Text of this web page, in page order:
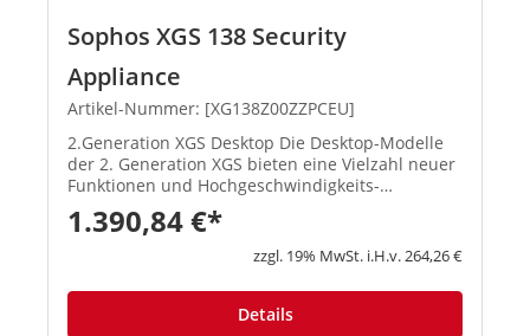
Sophos XGS 138 Security
Appliance
Artikel-Nummer: [XG138Z00ZZPCEU]
2.Generation XGS Desktop Die Desktop-Modelle
der 2. Generation XGS bieten eine Vielzahl neuer
Funktionen und Hochgeschwindigkeits-
Verbindungsoptionen. Die Basis-Firewall ist in
jeder Appliance enthalten. Produkthighlights:
Beschleunigte Performan...
1.390,84 €*
zzgl. 19% MwSt. i.H.v. 264,26 €
Details